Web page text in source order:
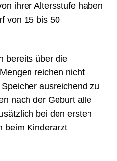
ihrer Altersstufe haben
von 15 bis 50
bereits über die
reichen nicht
ausreichend zu
nach der Geburt alle
bei den ersten
beim Kinderarzt